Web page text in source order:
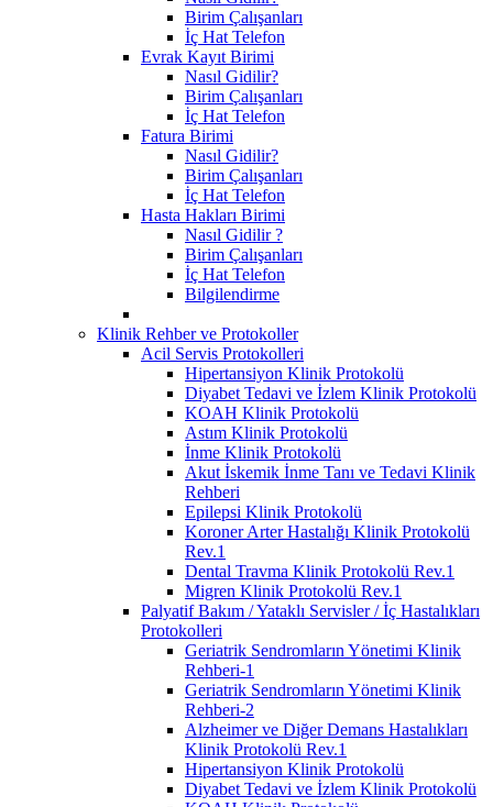
Birim Çalışanları
İç Hat Telefon
Evrak Kayıt Birimi
Nasıl Gidilir?
Birim Çalışanları
İç Hat Telefon
Fatura Birimi
Nasıl Gidilir?
Birim Çalışanları
İç Hat Telefon
Hasta Hakları Birimi
Nasıl Gidilir ?
Birim Çalışanları
İç Hat Telefon
Bilgilendirme
Klinik Rehber ve Protokoller
Acil Servis Protokolleri
Hipertansiyon Klinik Protokolü
Diyabet Tedavi ve İzlem Klinik Protokolü
KOAH Klinik Protokolü
Astım Klinik Protokolü
İnme Klinik Protokolü
Akut İskemik İnme Tanı ve Tedavi Klinik
Rehberi
Epilepsi Klinik Protokolü
Koroner Arter Hastalığı Klinik Protokolü
Rev.1
Dental Travma Klinik Protokolü Rev.1
Migren Klinik Protokolü Rev.1
Palyatif Bakım / Yataklı Servisler / İç Hastalıkları
Protokolleri
Geriatrik Sendromların Yönetimi Klinik
Rehberi-1
Geriatrik Sendromların Yönetimi Klinik
Rehberi-2
Alzheimer ve Diğer Demans Hastalıkları
Klinik Protokolü Rev.1
Hipertansiyon Klinik Protokolü
Diyabet Tedavi ve İzlem Klinik Protokolü